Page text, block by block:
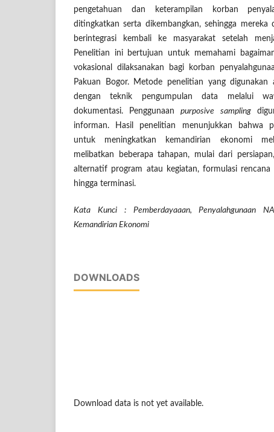
pengetahuan dan keterampilan korban
ditingkatkan serta dikembangkan, sehingga
berintegrasi kembali ke masyarakat setelah
Penelitian ini bertujuan untuk memahami
vokasional dilaksanakan bagi korban
Pakuan Bogor. Metode penelitian yang
dengan teknik pengumpulan data melalui
dokumentasi. Penggunaanpurposive sampling
informan. Hasil penelitian menunjukkan bahwa
untuk meningkatkan kemandirian ekonomi
melibatkan beberapa tahapan, mulai dari
alternatif program atau kegiatan, formulasi rencana
hingga terminasi.
Kata Kunci : Pemberdayaaan, Penyalahgunaan
Kemandirian Ekonomi
DOWNLOADS
Download data is not yet available.